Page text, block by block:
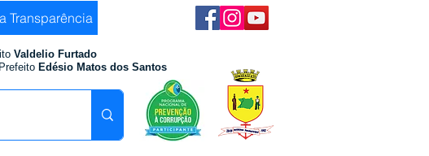
Transparência
Valdelio Furtado
Edésio Matos dos Santos